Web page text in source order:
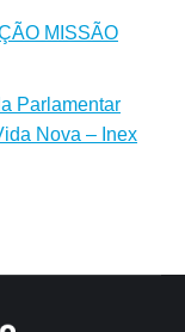
MISSÃO
Parlamentar
Nova – Inex